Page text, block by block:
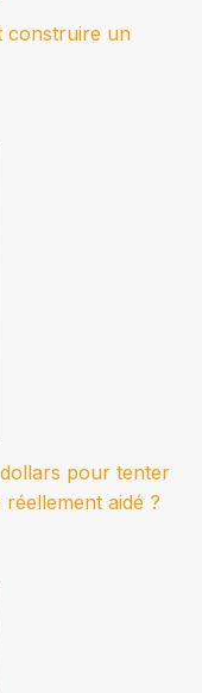
construire un
dollars pour tenter
réellement aidé ?